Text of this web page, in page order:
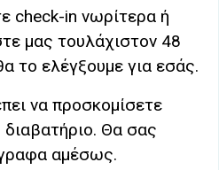
check-in νωρίτερα ή
μας τουλάχιστον 48
το ελέγξουμε για εσάς.
να προσκομίσετε
διαβατήριο. Θα σας
αμέσως.